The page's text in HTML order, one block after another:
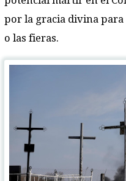
por la gracia divina
o las fieras.